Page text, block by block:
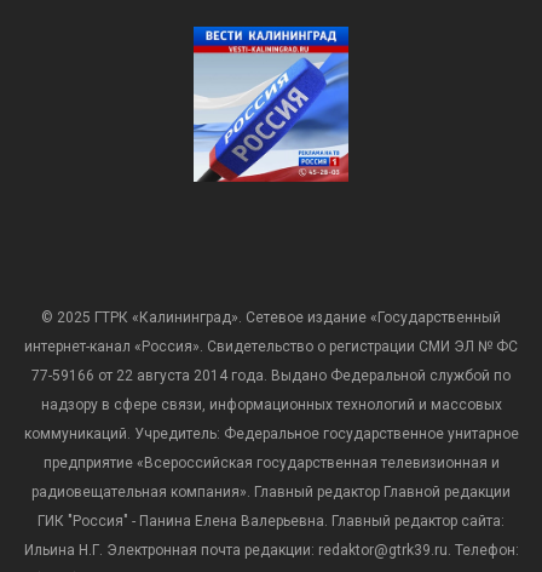
© 2025 ГТРК «Калининград». Сетевое издание «Государственный
интернет-канал «Россия». Свидетельство о регистрации СМИ ЭЛ № ФС
77-59166 от 22 августа 2014 года. Выдано Федеральной службой по
надзору в сфере связи, информационных технологий и массовых
коммуникаций. Учредитель: Федеральное государственное унитарное
предприятие «Всероссийская государственная телевизионная и
радиовещательная компания». Главный редактор Главной редакции
ГИК "Россия" - Панина Елена Валерьевна. Главный редактор сайта:
Ильина Н.Г. Электронная почта редакции: redaktor@gtrk39.ru. Телефон: